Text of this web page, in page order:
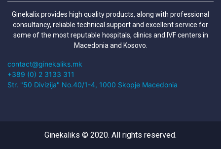
Ginekalix provides high quality products, along with professional
consultancy, reliable technical support and excellent service for
some of the most reputable hospitals, clinics and IVF centers in
Macedonia and Kosovo.
contact@ginekaliks.mk
+389 (0) 2 3133 311
Str. "50 Divizija" No.40/1-4, 1000 Skopje Macedonia
Ginekaliks © 2020. All rights reserved.